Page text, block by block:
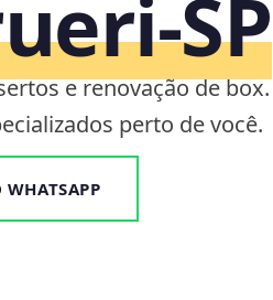
e renovação de box.
perto de você.
WHATSAPP